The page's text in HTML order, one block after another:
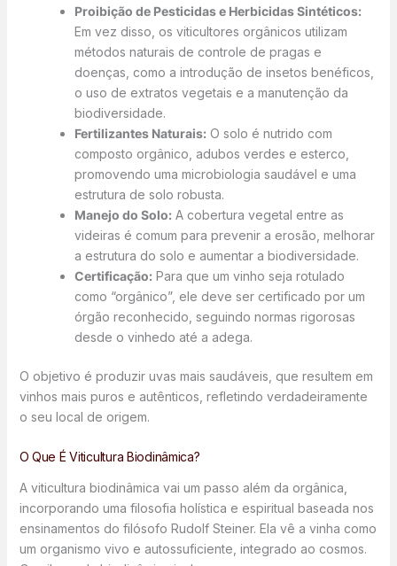
Proibição de Pesticidas e Herbicidas Sintéticos:
Em vez disso, os viticultores orgânicos utilizam
métodos naturais de controle de pragas e
doenças, como a introdução de insetos benéficos,
o uso de extratos vegetais e a manutenção da
biodiversidade.
Fertilizantes Naturais:O solo é nutrido com
composto orgânico, adubos verdes e esterco,
promovendo uma microbiologia saudável e uma
estrutura de solo robusta.
Manejo do Solo:A cobertura vegetal entre as
videiras é comum para prevenir a erosão, melhorar
a estrutura do solo e aumentar a biodiversidade.
Certificação:Para que um vinho seja rotulado
como “orgânico”, ele deve ser certificado por um
órgão reconhecido, seguindo normas rigorosas
desde o vinhedo até a adega.
O objetivo é produzir uvas mais saudáveis, que resultem em
vinhos mais puros e autênticos, refletindo verdadeiramente
o seu local de origem.
O Que É Viticultura Biodinâmica?
A viticultura biodinâmica vai um passo além da orgânica,
incorporando uma filosofia holística e espiritual baseada nos
ensinamentos do filósofo Rudolf Steiner. Ela vê a vinha como
um organismo vivo e autossuficiente, integrado ao cosmos.